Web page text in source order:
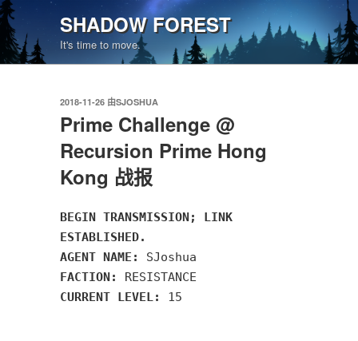
跳
至
内
容
SHADOW FOREST
It's time to move.
发
布
于
2018-11-26由SJOSHUA
Prime Challenge @
Recursion Prime Hong
Kong 战报
BEGIN TRANSMISSION; LINK
ESTABLISHED.
AGENT NAME:
SJoshua
FACTION:
RESISTANCE
CURRENT LEVEL:
15